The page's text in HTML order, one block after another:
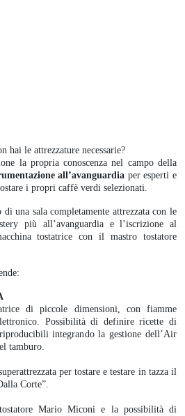
hai le attrezzature necessarie?
la propria conoscenza nel campo della
all’avanguardia per esperti e
i propri caffè verdi selezionati.
una sala completamente attrezzata con le
più all’avanguardia e l’iscrizione al
tostatrice con il mastro tostatore
di piccole dimensioni, con fiamme
Possibilità di definire ricette di
integrando la gestione dell’Air
tamburo.
per tostare e testare in tazza il
Corte”.
Mario Miconi e la possibilità di